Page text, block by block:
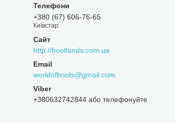
+380 (67) 606-76-65
Київстар
http://bootlands.com.ua
worldofboots@gmail.com
+380632742844 або телефонуйте